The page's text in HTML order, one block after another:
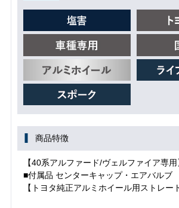
商品特徴
【40系アルファード/ヴェルファイア専用
■付属品 センターキャップ・エアバルブ
【トヨタ純正アルミホイール用ストレー